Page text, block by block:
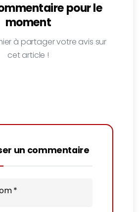
pour le
moment
à partager votre avis sur
cet article !
un commentaire
*